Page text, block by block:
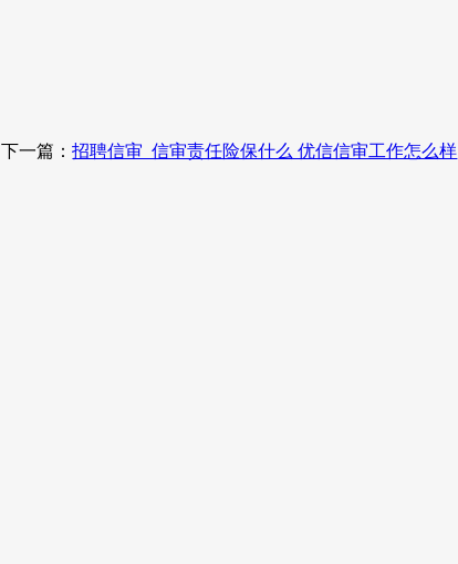
下一篇：招聘信审_信审责任险保什么 优信信审工作怎么样